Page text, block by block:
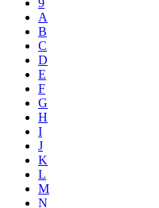
A
B
C
D
E
F
G
H
I
J
K
L
M
N